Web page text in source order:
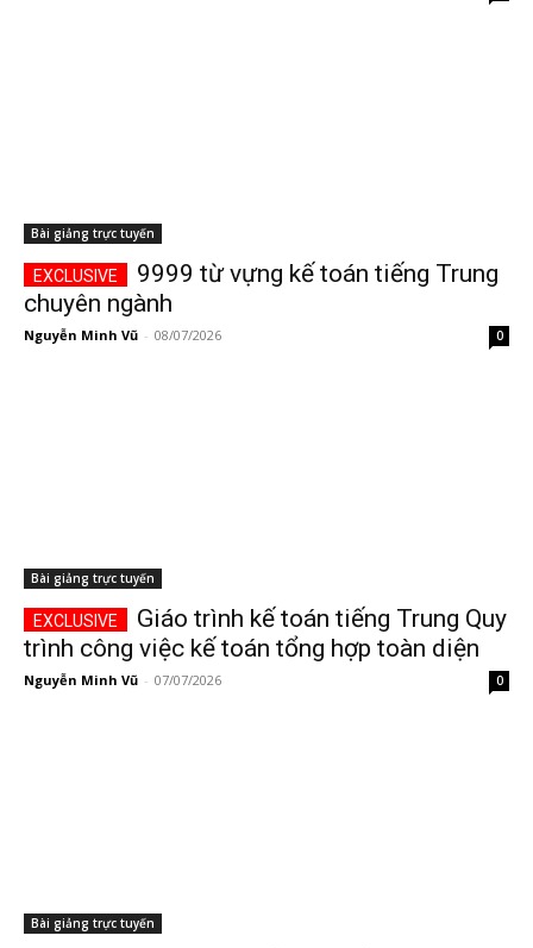
Bài giảng trực tuyến
9999 từ vựng kế toán tiếng Trung
chuyên ngành
Nguyễn Minh Vũ - 08/07/2026 0
Bài giảng trực tuyến
Giáo trình kế toán tiếng Trung Quy
trình công việc kế toán tổng hợp toàn diện
Nguyễn Minh Vũ - 07/07/2026 0
Bài giảng trực tuyến